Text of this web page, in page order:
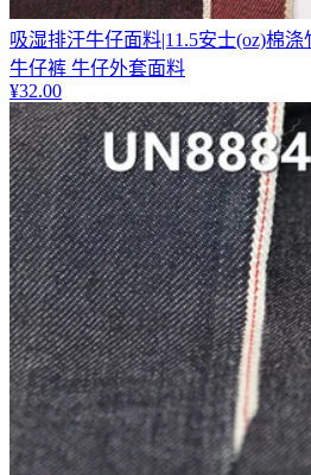
吸湿排汗牛仔面料|11.5安士(oz)棉
牛仔裤 牛仔外套面料
¥32.00